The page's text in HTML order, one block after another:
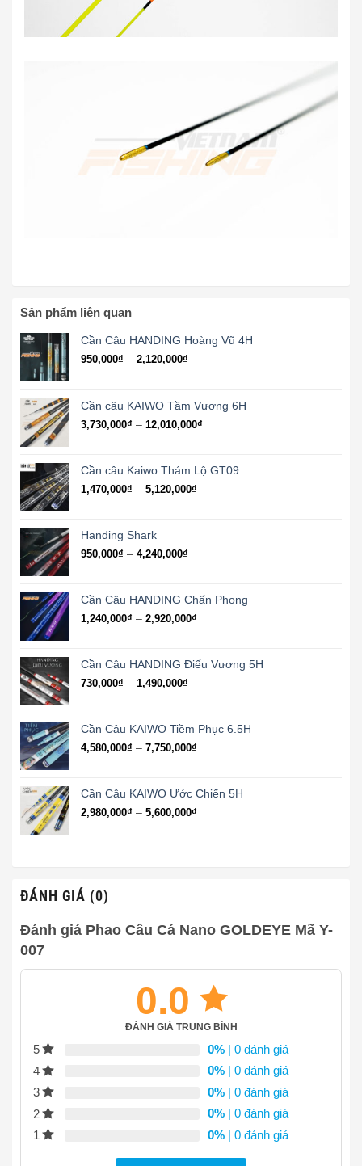
Sản phẩm liên quan
Cần Câu HANDING Hoàng Vũ 4H
950,000₫ – 2,120,000₫
950,000₫
2,120,000₫
Cần câu KAIWO Tầm Vương 6H
3,730,000₫ – 12,010,000₫
3,730,000₫
Cần câu Kaiwo Thám Lộ GT09
1,470,000₫ – 5,120,000₫
Handing Shark
950,000₫ – 4,240,000₫
950,000₫
4,240,000₫
Cần Câu HANDING Chấn Phong
1,240,000₫ – 2,920,000₫
1,240,000₫
Cần Câu HANDING Điếu Vương 5H
730,000₫ – 1,490,000₫
730,000₫
1,490,000₫
Cần Câu KAIWO Tiềm Phục 6.5H
4,580,000₫ – 7,750,000₫
4,580,000₫
Cần Câu KAIWO Ước Chiến 5H
2,980,000₫ – 5,600,000₫
ĐÁNH GIÁ (0)
Đánh giá Phao Câu Cá Nano GOLDEYE Mã Y-
007
0.0
ĐÁNH GIÁ TRUNG BÌNH
5 0% | 0 đánh giá
4
0% | 0 đánh giá
3
0% | 0 đánh giá
2
0% | 0 đánh giá
1
0% | 0 đánh giá